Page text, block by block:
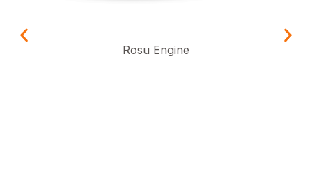
Rosu Engine